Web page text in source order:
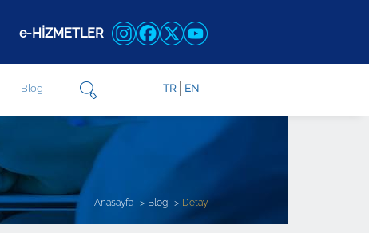
e-HİZMETLER
Blog TR EN
Anasayfa Blog Detay